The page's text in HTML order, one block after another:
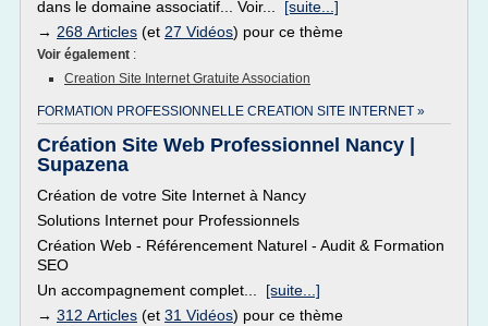
dans le domaine associatif... Voir... [suite...]
→ 268 Articles (et 27 Vidéos) pour ce thème
Voir également :
Creation Site Internet Gratuite Association
FORMATION PROFESSIONNELLE CREATION SITE INTERNET »
Création Site Web Professionnel Nancy |
Supazena
Création de votre Site Internet à Nancy
Solutions Internet pour Professionnels
Création Web - Référencement Naturel - Audit & Formation
SEO
Un accompagnement complet... [suite...]
→ 312 Articles (et 31 Vidéos) pour ce thème